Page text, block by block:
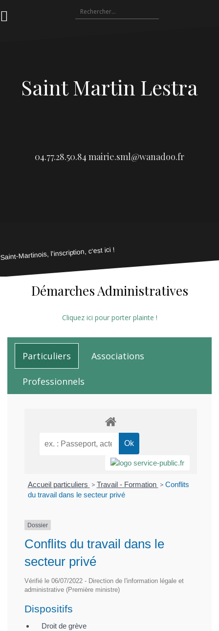
au
Rechercher :
Saint Martin Lestra
04.77.28.50.84 mairie.sml@wanadoo.fr
Saint-Martinois, l'inscription, c'est ici !
Démarches Administratives
Cliquez ici pour porter plainte !
Particuliers Associations
Professionnels
Accueil particuliers > Travail - Formation > Conflits
du travail dans le secteur privé
Dossier
Conflits du travail dans le
secteur privé
Vérifié le 06/07/2022 - Direction de l'information légale et
administrative (Première ministre)
Dispositifs
Droit de grève